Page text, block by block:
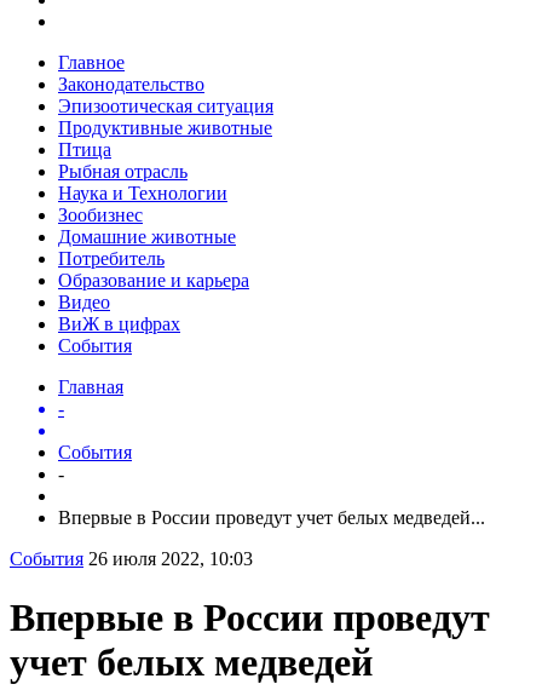
Главное
Законодательство
Эпизоотическая ситуация
Продуктивные животные
Птица
Рыбная отрасль
Наука и Технологии
Зообизнес
Домашние животные
Потребитель
Образование и карьера
Видео
ВиЖ в цифрах
События
Главная
-
События
-
Впервые в России проведут учет белых медведей...
События 26 июля 2022, 10:03
Впервые в России проведут
учет белых медведей